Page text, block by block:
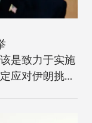
是致力于实施
应对伊朗挑战